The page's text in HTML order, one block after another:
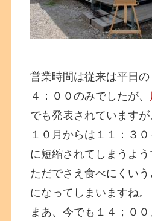
営業時間は従来は平日の
４：００のみでしたが、
でも発表されていますが
１０月からは１１：３
に短縮されてしまうよう
ただでさえ食べにくい
になってしまいますね。
まあ、今でも１４；０